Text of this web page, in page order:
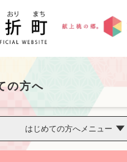
の方へ
はじめての方へメニュー